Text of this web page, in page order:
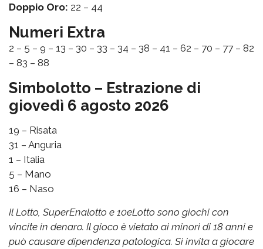
Doppio Oro: 22 – 44
Numeri Extra
2 – 5 – 9 – 13 – 30 – 33 – 34 – 38 – 41 – 62 – 70 – 77 – 82
– 83 – 88
Simbolotto – Estrazione di
giovedì 6 agosto 2026
19 – Risata
31 – Anguria
1 – Italia
5 – Mano
16 – Naso
Il Lotto, SuperEnalotto e 10eLotto sono giochi con
vincite in denaro. Il gioco è vietato ai minori di 18 anni e
può causare dipendenza patologica. Si invita a giocare